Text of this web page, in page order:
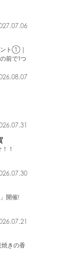
ント①｜
前で1つ
！
開催!
焼きの香